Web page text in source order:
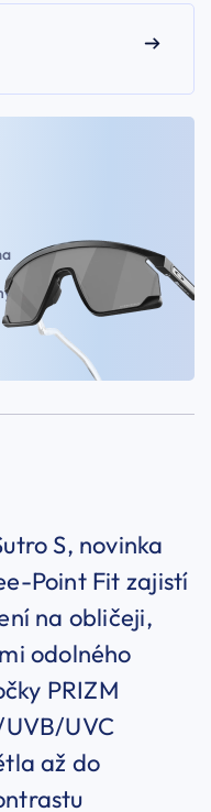
S, novinka
Point Fit zajistí
na obličeji,
odolného
PRIZM
UVC
až do